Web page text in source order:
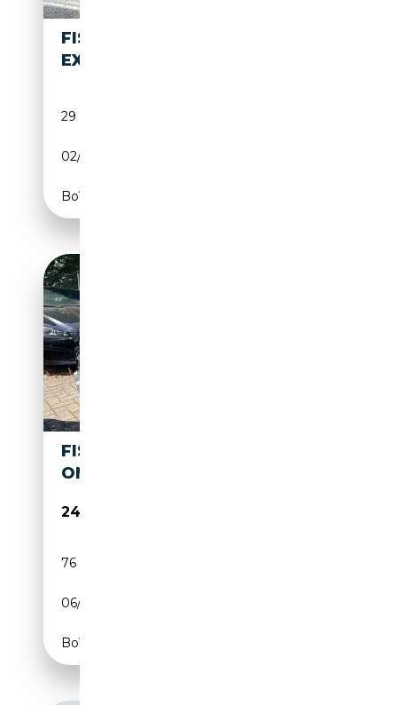
FISKER OCEAN
EXTREME
29 100 km
02/2024
Boîte automatique
FISKER OCEAN 415 KW AWD
ONE -MWST. AUSWEISBAR
24 950€
76 350 km
06/2023
Boîte automatique